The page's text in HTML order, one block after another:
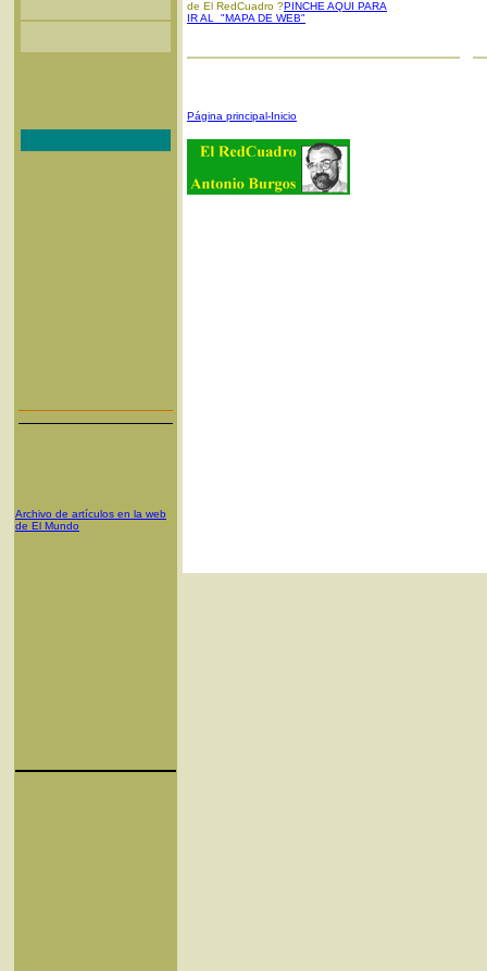
Archivo de artículos en la web
de El Mundo
de El RedCuadro ?PINCHE AQUI PARA
IR AL "MAPA DE WEB"
Página principal-Inicio